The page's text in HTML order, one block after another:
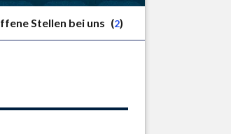
Stellen bei uns (2)